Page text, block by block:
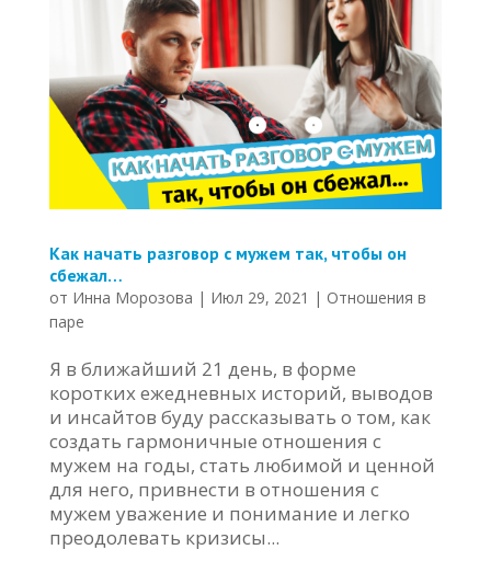
Как начать разговор с мужем так, чтобы он
сбежал…
от Инна Морозова | Июл 29, 2021 | Отношения в
паре
Я в ближайший 21 день, в форме
коротких ежедневных историй, выводов
и инсайтов буду рассказывать о том, как
создать гармоничные отношения с
мужем на годы, стать любимой и ценной
для него, привнести в отношения с
мужем уважение и понимание и легко
преодолевать кризисы...